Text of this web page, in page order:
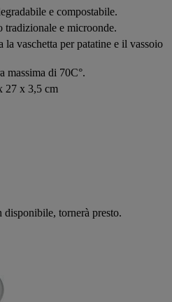
e compostabile.
tradizionale e microonde.
la vaschetta per patatine e il vassoio
massima di 70C°.
27 x 3,5 cm
disponibile, tornerà presto.